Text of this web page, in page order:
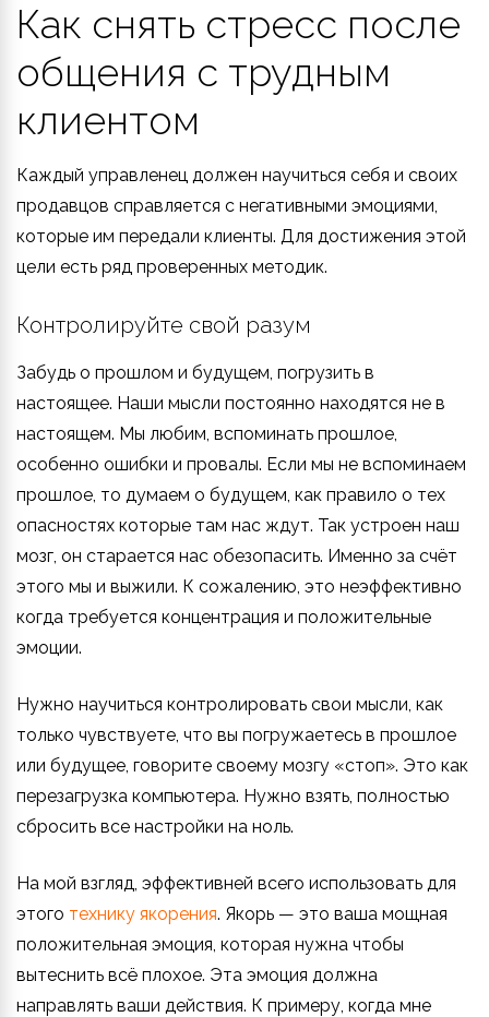
Как снять стресс после
общения с трудным
клиентом
Каждый управленец должен научиться себя и своих
продавцов справляется с негативными эмоциями,
которые им передали клиенты. Для достижения этой
цели есть ряд проверенных методик.
Контролируйте свой разум
Забудь о прошлом и будущем, погрузить в
настоящее. Наши мысли постоянно находятся не в
настоящем. Мы любим, вспоминать прошлое,
особенно ошибки и провалы. Если мы не вспоминаем
прошлое, то думаем о будущем, как правило о тех
опасностях которые там нас ждут. Так устроен наш
мозг, он старается нас обезопасить. Именно за счёт
этого мы и выжили. К сожалению, это неэффективно
когда требуется концентрация и положительные
эмоции.
Нужно научиться контролировать свои мысли, как
только чувствуете, что вы погружаетесь в прошлое
или будущее, говорите своему мозгу «стоп». Это как
перезагрузка компьютера. Нужно взять, полностью
сбросить все настройки на ноль.
На мой взгляд, эффективней всего использовать для
этого технику якорения. Якорь — это ваша мощная
положительная эмоция, которая нужна чтобы
вытеснить всё плохое. Эта эмоция должна
направлять ваши действия. К примеру, когда мне